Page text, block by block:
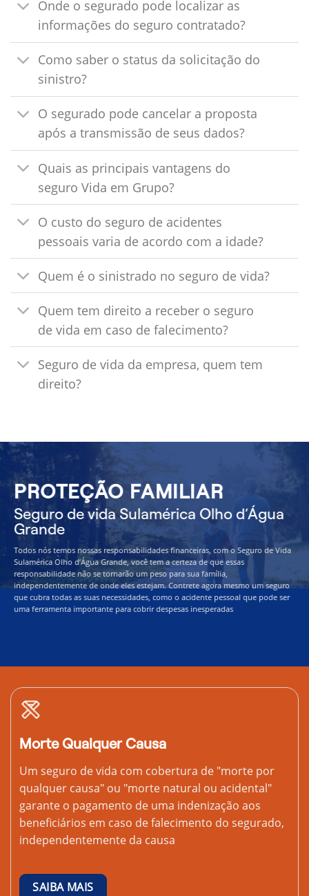
Onde o segurado pode localizar as
informações do seguro contratado?
Como saber o status da solicitação do
sinistro?
O segurado pode cancelar a proposta
após a transmissão de seus dados?
Quais as principais vantagens do
seguro Vida em Grupo?
O custo do seguro de acidentes
pessoais varia de acordo com a idade?
Quem é o sinistrado no seguro de vida?
Quem tem direito a receber o seguro
de vida em caso de falecimento?
Seguro de vida da empresa, quem tem
direito?
PROTEÇÃO FAMILIAR
Seguro de vida Sulamérica Olho d’Água
Grande
Todos nós temos nossas responsabilidades financeiras, com o Seguro de Vida
Sulamérica Olho d’Água Grande, você tem a certeza de que essas
responsabilidade não se tornarão um peso para sua família,
independentemente de onde eles estejam. Contrete agora mesmo um seguro
que cubra todas as suas necessidades, como o acidente pessoal que pode ser
uma ferramenta importante para cobrir despesas inesperadas
Morte Qualquer Causa
Um seguro de vida com cobertura de "morte por
qualquer causa" ou "morte natural ou acidental"
garante o pagamento de uma indenização aos
beneficiários em caso de falecimento do segurado,
independentemente da causa
SAIBA MAIS